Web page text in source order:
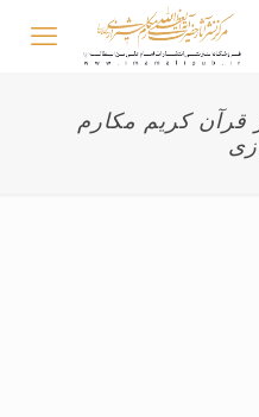
قرآن کریم مکارم